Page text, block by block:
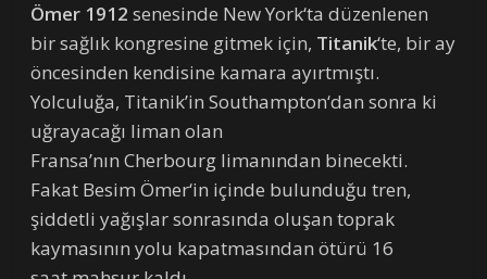
Ömer 1912 senesinde New York‘ta düzenlenen
bir sağlık kongresine gitmek için, Titanik‘te, bir ay
öncesinden kendisine kamara ayırtmıştı.
Yolculuğa, Titanik’in Southampton‘dan sonra ki
uğrayacağı liman olan
Fransa’nın Cherbourg limanından binecekti.
Fakat Besim Ömer‘in içinde bulunduğu tren,
şiddetli yağışlar sonrasında oluşan toprak
kaymasının yolu kapatmasından ötürü 16